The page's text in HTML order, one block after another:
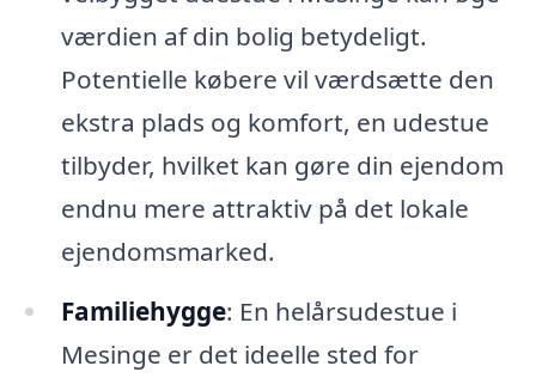
værdien af din bolig betydeligt.
Potentielle købere vil værdsætte den
ekstra plads og komfort, en udestue
tilbyder, hvilket kan gøre din ejendom
endnu mere attraktiv på det lokale
ejendomsmarked.
Familiehygge: En helårsudestue i
Mesinge er det ideelle sted for